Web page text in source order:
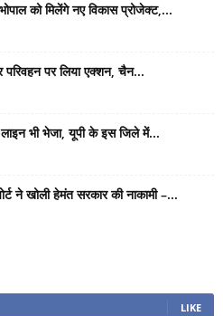
को मिलेंगे नए विकास प्रोजेक्ट,...
पर लिया एक्शन, चैन...
लाइन भी भेजा, यूपी के इस जिले में...
ने खोली हेमंत सरकार की नाकामी –...
LIKE